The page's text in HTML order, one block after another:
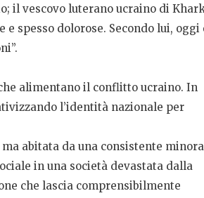
il vescovo luterano ucraino di
spesso dolorose. Secondo lui, oggi
alimentano il conflitto ucraino. In
l’identità nazionale per
abitata da una consistente
in una società devastata dalla
che lascia comprensibilmente